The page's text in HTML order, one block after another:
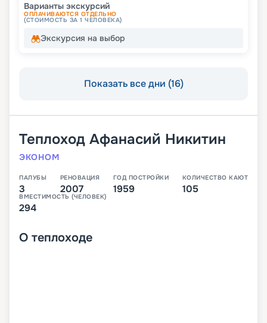
Варианты экскурсий
ОПЛАЧИВАЮТСЯ ОТДЕЛЬНО
(СТОИМОСТЬ ЗА 1 ЧЕЛОВЕКА)
Экскурсия на выбор
Показать все дни (16)
Теплоход Афанасий Никитин
ЭКОНОМ
ПАЛУБЫ
3
РЕНОВАЦИЯ
2007
ГОД ПОСТРОЙКИ
1959
КОЛИЧЕСТВО КАЮТ
105
ВМЕСТИМОСТЬ (ЧЕЛОВЕК)
294
О теплоходе